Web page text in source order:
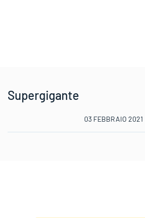
Supergigante
03 FEBBRAIO 2021